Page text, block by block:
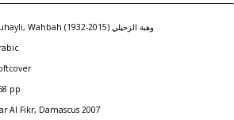
Zuhayli, Wahbah (1932-2015) وهبة الزحيلي
pp
Al Fikr, Damascus 2007